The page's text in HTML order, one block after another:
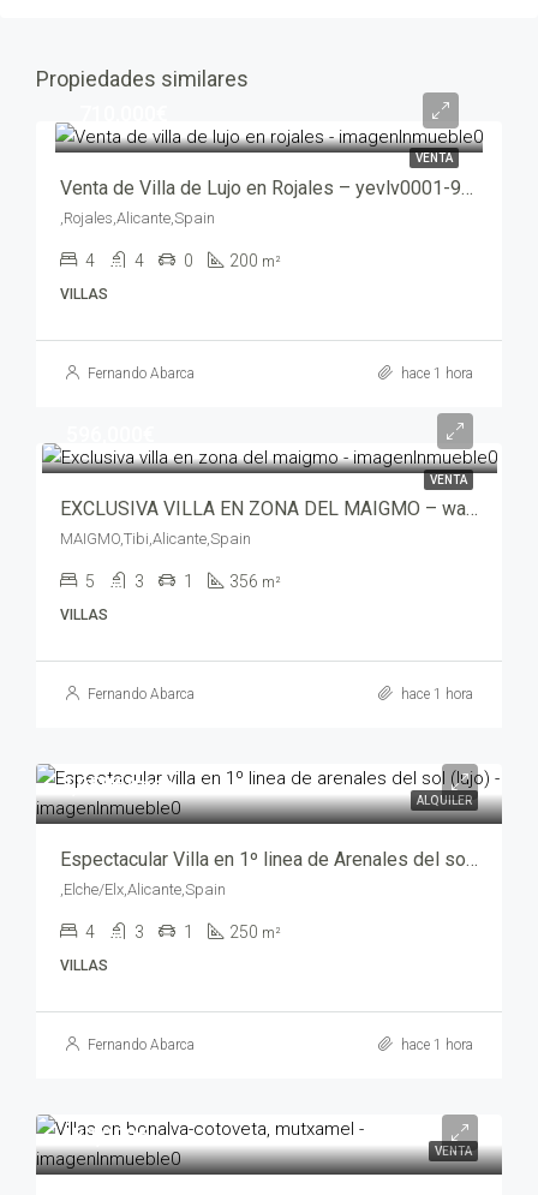
Propiedades similares
VENTA
Venta de Villa de Lujo en Rojales – yevlv0001-9080
,Rojales,Alicante,Spain
4 4 0 200 m²
VILLAS
Fernando Abarca hace 1 hora
VENTA
EXCLUSIVA VILLA EN ZONA DEL MAIGMO – wali00764-7705
MAIGMO,Tibi,Alicante,Spain
5 3 1 356 m²
VILLAS
Fernando Abarca hace 1 hora
ALQUILER
3,950€/mes
Espectacular Villa en 1º linea de Arenales del sol (lujo) – mv203436-2469
,Elche/Elx,Alicante,Spain
4 3 1 250 m²
VILLAS
Fernando Abarca hace 1 hora
VENTA
450,000€